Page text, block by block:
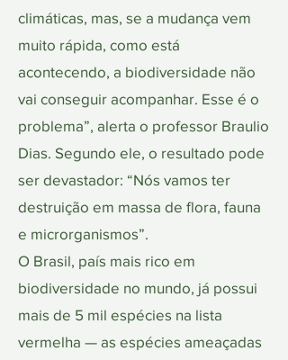
climáticas, mas, se a mudança vem
muito rápida, como está
acontecendo, a biodiversidade não
vai conseguir acompanhar. Esse é o
problema”, alerta o professor Braulio
Dias. Segundo ele, o resultado pode
ser devastador: “Nós vamos ter
destruição em massa de flora, fauna
e microrganismos”.
O Brasil, país mais rico em
biodiversidade no mundo, já possui
mais de 5 mil espécies na lista
vermelha — as espécies ameaçadas